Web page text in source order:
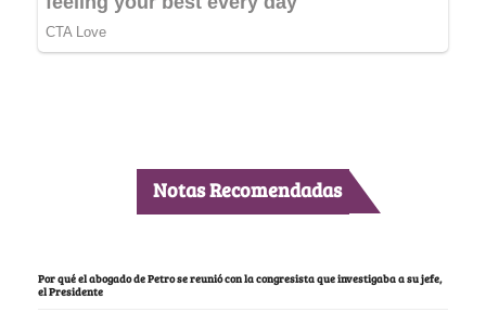
Notas Recomendadas
Por qué el abogado de Petro se reunió con la congresista que investigaba a su jefe,
el Presidente